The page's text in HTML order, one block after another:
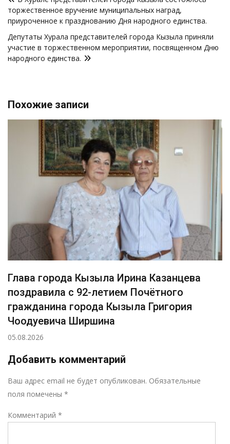
по
записям
торжественное вручение муниципальных наград,
приуроченное к празднованию Дня народного единства.
Депутаты Хурала представителей города Кызыла приняли
участие в торжественном мероприятии, посвященном Дню
народного единства.
Похожие записи
Глава города Кызыла Ирина Казанцева
поздравила с 92-летием Почётного
гражданина города Кызыла Григория
Чоодуевича Ширшина
05.08.2026
Добавить комментарий
Ваш адрес email не будет опубликован. Обязательные
поля помечены *
Комментарий *